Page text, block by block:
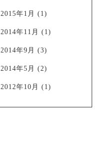
2015年1月 (1)
2014年11月 (1)
2014年9月 (3)
2014年5月 (2)
2012年10月 (1)